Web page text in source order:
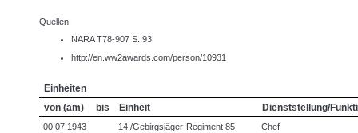
Quellen:
NARA T78-907 S. 93
http://en.ww2awards.com/person/10931
Einheiten
von (am)
bis Einheit Dienststellung/
00.07.1943 14./Gebirgsjäger-Regiment 85 Chef